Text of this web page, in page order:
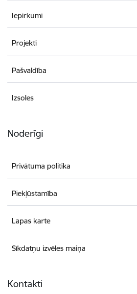
Iepirkumi
Projekti
Pašvaldība
Izsoles
Noderīgi
Privātuma politika
Piekļūstamība
Lapas karte
Sīkdatņu izvēles maiņa
Kontakti